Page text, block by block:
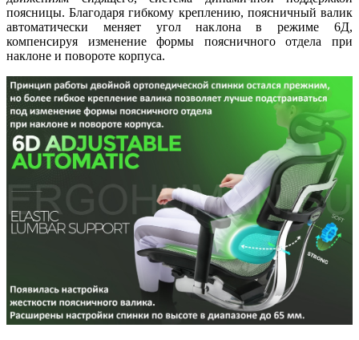
поясницы. Благодаря гибкому креплению, поясничный валик
автоматически меняет угол наклона в режиме 6Д,
компенсируя изменение формы поясничного отдела при
наклоне и повороте корпуса.